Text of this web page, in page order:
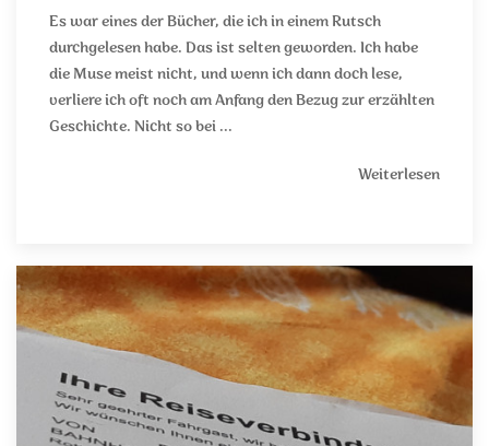
Es war eines der Bücher, die ich in einem Rutsch
durchgelesen habe. Das ist selten geworden. Ich habe
die Muse meist nicht, und wenn ich dann doch lese,
verliere ich oft noch am Anfang den Bezug zur erzählten
Geschichte. Nicht so bei ...
Weiterlesen